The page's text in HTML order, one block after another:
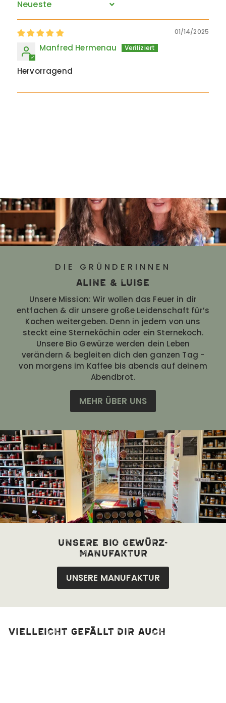
Sort by
01/14/2025
Manfred Hermenau
Hervorragend
DIE GRÜNDERINNEN
Aline & Luise
Unsere Mission: Wir wollen das Feuer in dir
entfachen & dir unsere große Leidenschaft für’s
Kochen weitergeben. Denn in jedem von uns
steckt eine Sterneköchin oder ein Sternekoch.
Unsere Bio Gewürze werden dein Leben
verändern & begleiten dich den ganzen Tag -
von morgens im Kaffee bis abends auf deinem
Abendbrot.
MEHR ÜBER UNS
unsere bio Gewürz-
manufaktur
UNSERE MANUFAKTUR
Vielleicht gefällt dir auch